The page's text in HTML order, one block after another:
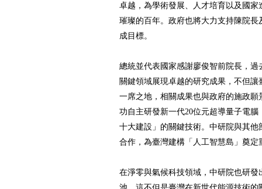
卓越，為學術發展、人才培育以及國
璀璨的百年。政府也將大力支持陳院
成目標。
總統並代表國家感謝廖俊智前院長，
關鍵領域展現卓越的研究成果，不但
一席之地，相關成果也與政府的施政
功自主研發新一代20位元超導量子電
十大建設」的關鍵技術。中研院與其
合作，為臺灣建構「人工智慧島」奠定
在淨零與氣候科技領域，中研院也研